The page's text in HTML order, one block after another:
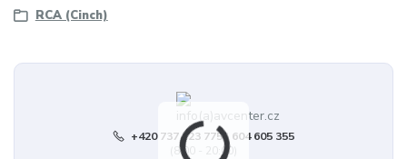
RCA (Cinch)
+420 737 123 775 | 604 605 355
(8:00 - 20:00)